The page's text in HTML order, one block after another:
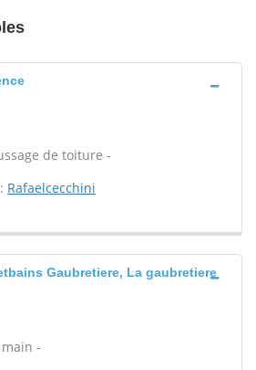
de toiture -
Rafaelcecchini
Gaubretiere, La gaubretiere
-